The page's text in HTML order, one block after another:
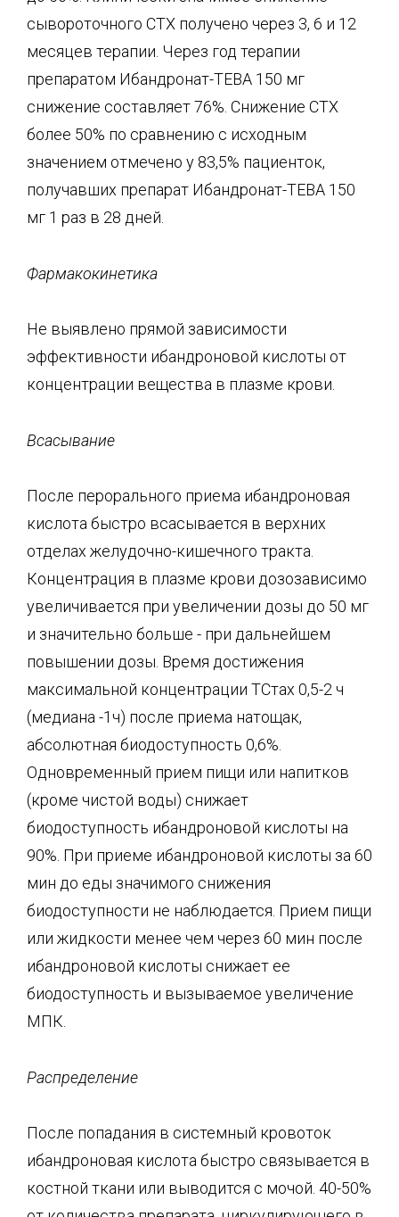
сывороточного СТХ получено через 3, 6 и 12
месяцев терапии. Через год терапии
препаратом Ибандронат-ТЕВА 150 мг
снижение составляет 76%. Снижение СТХ
более 50% по сравнению с исходным
значением отмечено у 83,5% пациенток,
получавших препарат Ибандронат-ТЕВА 150
мг 1 раз в 28 дней.
Фармакокинетика
Не выявлено прямой зависимости
эффективности ибандроновой кислоты от
концентрации вещества в плазме крови.
Всасывание
После перорального приема ибандроновая
кислота быстро всасывается в верхних
отделах желудочно-кишечного тракта.
Концентрация в плазме крови дозозависимо
увеличивается при увеличении дозы до 50 мг
и значительно больше - при дальнейшем
повышении дозы. Время достижения
максимальной концентрации ТСтах 0,5-2 ч
(медиана -1ч) после приема натощак,
абсолютная биодоступность 0,6%.
Одновременный прием пищи или напитков
(кроме чистой воды) снижает
биодоступность ибандроновой кислоты на
90%. При приеме ибандроновой кислоты за 60
мин до еды значимого снижения
биодоступности не наблюдается. Прием пищи
или жидкости менее чем через 60 мин после
ибандроновой кислоты снижает ее
биодоступность и вызываемое увеличение
МПК.
Распределение
После попадания в системный кровоток
ибандроновая кислота быстро связывается в
костной ткани или выводится с мочой. 40-50%